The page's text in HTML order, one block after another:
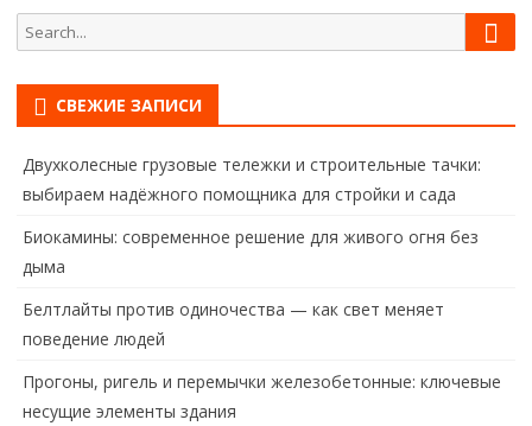
Search
for:
СВЕЖИЕ ЗАПИСИ
Двухколесные грузовые тележки и строительные тачки:
выбираем надёжного помощника для стройки и сада
Биокамины: современное решение для живого огня без
дыма
Белтлайты против одиночества — как свет меняет
поведение людей
Прогоны, ригель и перемычки железобетонные: ключевые
несущие элементы здания